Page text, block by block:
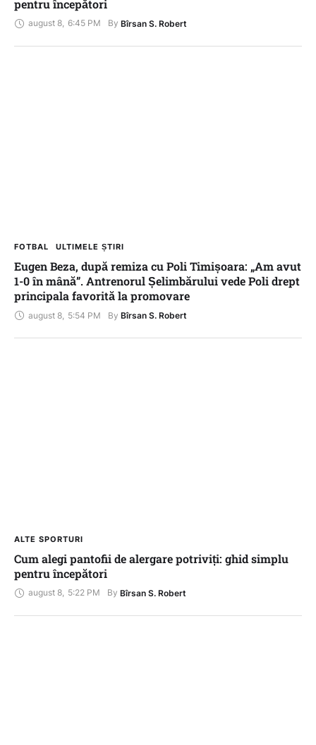
pentru începători
august 8, 6:45 PM By Bîrsan S. Robert
FOTBAL ULTIMELE ȘTIRI
Eugen Beza, după remiza cu Poli Timișoara: „Am avut
1-0 în mână”. Antrenorul Șelimbărului vede Poli drept
principala favorită la promovare
august 8 5:54 PM By Bîrsan S. Robert
ALTE SPORTURI
Cum alegi pantofii de alergare potriviți: ghid simplu
pentru începători
august 8, 5:22 PM By Bîrsan S. Robert